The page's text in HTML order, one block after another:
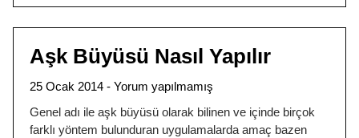
Aşk Büyüsü Nasıl Yapılır
25 Ocak 2014
Yorum yapılmamış
Genel adı ile aşk büyüsü olarak bilinen ve içinde birçok
farklı yöntem bulunduran uygulamalarda amaç bazen